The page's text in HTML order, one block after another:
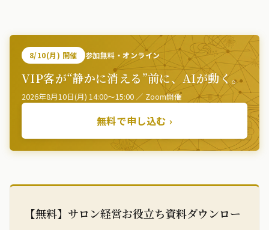
8/10(月) 開催 参加無料・オンライン
VIP客が“静かに消える”前に、AIが動く。
2026年8月10日(月) 14:00〜15:00 ／ Zoom開催
無料で申し込む ›
【無料】サロン経営お役立ち資料ダウンロー